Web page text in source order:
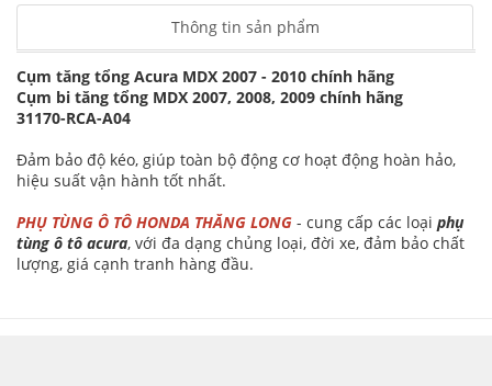
Thông tin sản phẩm
Cụm tăng tổng Acura MDX 2007 - 2010 chính hãng
Cụm bi tăng tổng MDX 2007, 2008, 2009 chính hãng
31170-RCA-A04
Đảm bảo độ kéo, giúp toàn bộ động cơ hoạt động hoàn hảo,
hiệu suất vận hành tốt nhất.
PHỤ TÙNG Ô TÔ HONDA THĂNG LONG - cung cấp các loại phụ
tùng ô tô acura, với đa dạng chủng loại, đời xe, đảm bảo chất
lượng, giá cạnh tranh hàng đầu.